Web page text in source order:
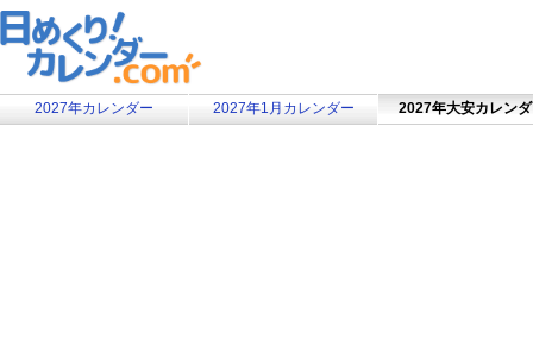
2027年カレンダー 2027年1月カレンダー 2027年大安カレン